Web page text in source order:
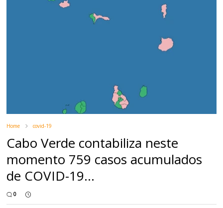
Home covid-19
Cabo Verde contabiliza neste
momento 759 casos acumulados
de COVID-19...
0